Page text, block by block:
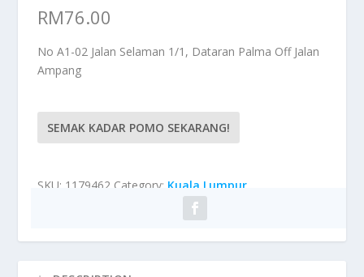
RM76.00
No A1-02 Jalan Selaman 1/1, Dataran Palma Off Jalan
Ampang
SEMAK KADAR POMO SEKARANG!
SKU: 1179462 Category: Kuala Lumpur